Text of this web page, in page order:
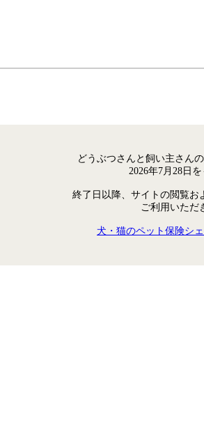
どうぶつさんと飼い主さん
2026年7月28日
終了日以降、サイトの閲覧お
ご利用いただ
犬・猫のペット保険シ